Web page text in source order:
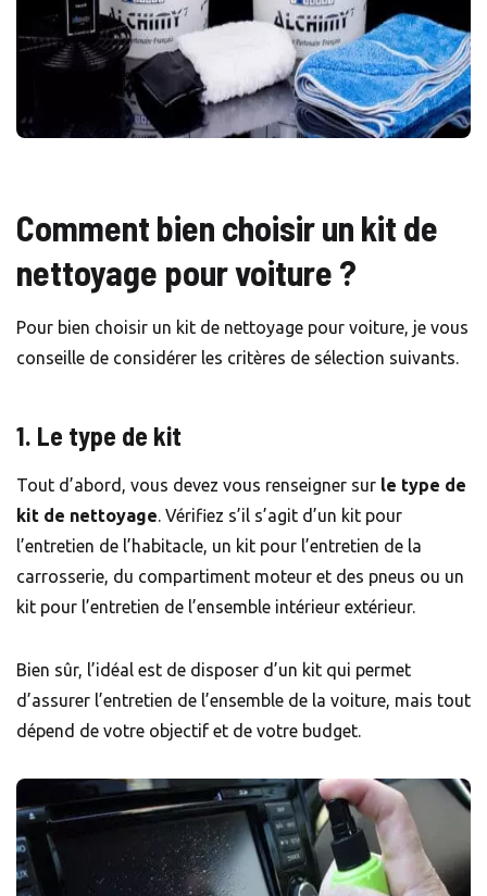
Comment bien choisir un kit de
nettoyage pour voiture ?
Pour bien choisir un kit de nettoyage pour voiture, je vous
conseille de considérer les critères de sélection suivants.
1. Le type de kit
Tout d’abord, vous devez vous renseigner sur le type de
kit de nettoyage. Vérifiez s’il s’agit d’un kit pour
l’entretien de l’habitacle, un kit pour l’entretien de la
carrosserie, du compartiment moteur et des pneus ou un
kit pour l’entretien de l’ensemble intérieur extérieur.
Bien sûr, l’idéal est de disposer d’un kit qui permet
d’assurer l’entretien de l’ensemble de la voiture, mais tout
dépend de votre objectif et de votre budget.